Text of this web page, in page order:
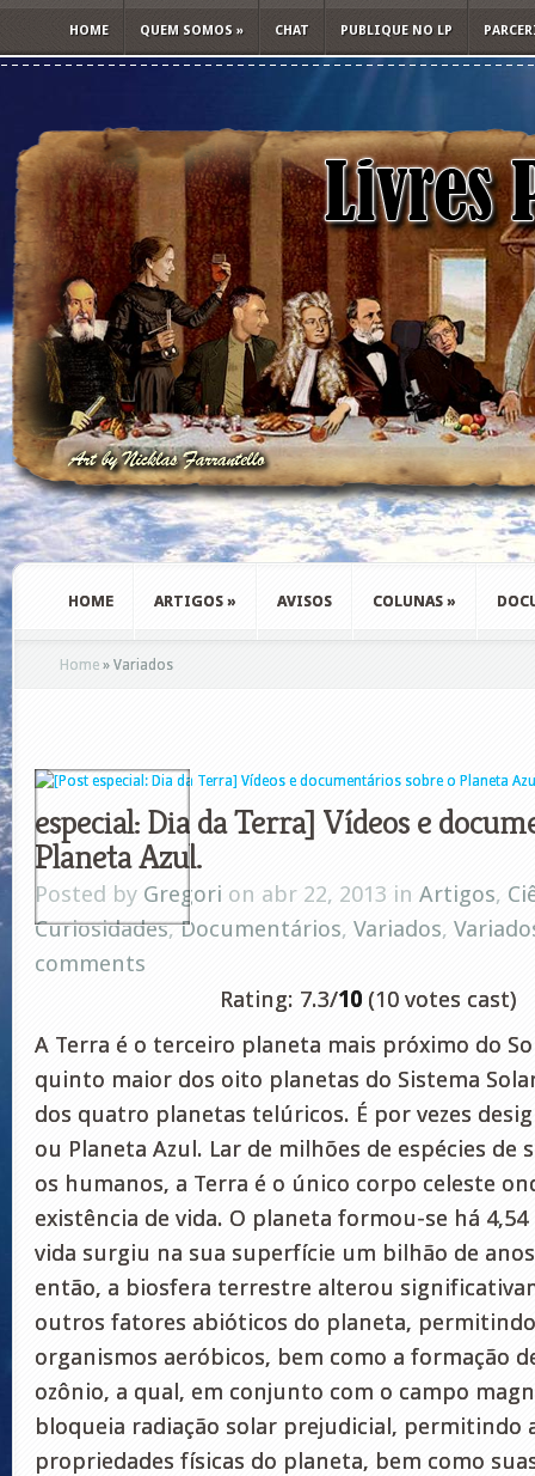
HOME QUEM SOMOS » CHAT PUBLIQUE NO LP
HOME ARTIGOS » AVISOS COLUNAS »
Home » Variados
especial: Dia da Terra] Vídeos e
Planeta Azul.
Posted by Gregori on abr 22, 2013 in Artigos,
Curiosidades,Documentários, Variados,
comments
Rating: 7.3/10 (10 votes cast)
A Terra é o terceiro planeta mais próximo do
quinto maior dos oito planetas do Sistema
dos quatro planetas telúricos. É por vezes
ou Planeta Azul. Lar de milhões de espécies de
os humanos, a Terra é o único corpo celeste
existência de vida. O planeta formou-se há
vida surgiu na sua superfície um bilhão de
então, a biosfera terrestre alterou
outros fatores abióticos do planeta,
organismos aeróbicos, bem como a formação
ozônio, a qual, em conjunto com o campo
bloqueia radiação solar prejudicial, permitindo
propriedades físicas do planeta, bem como